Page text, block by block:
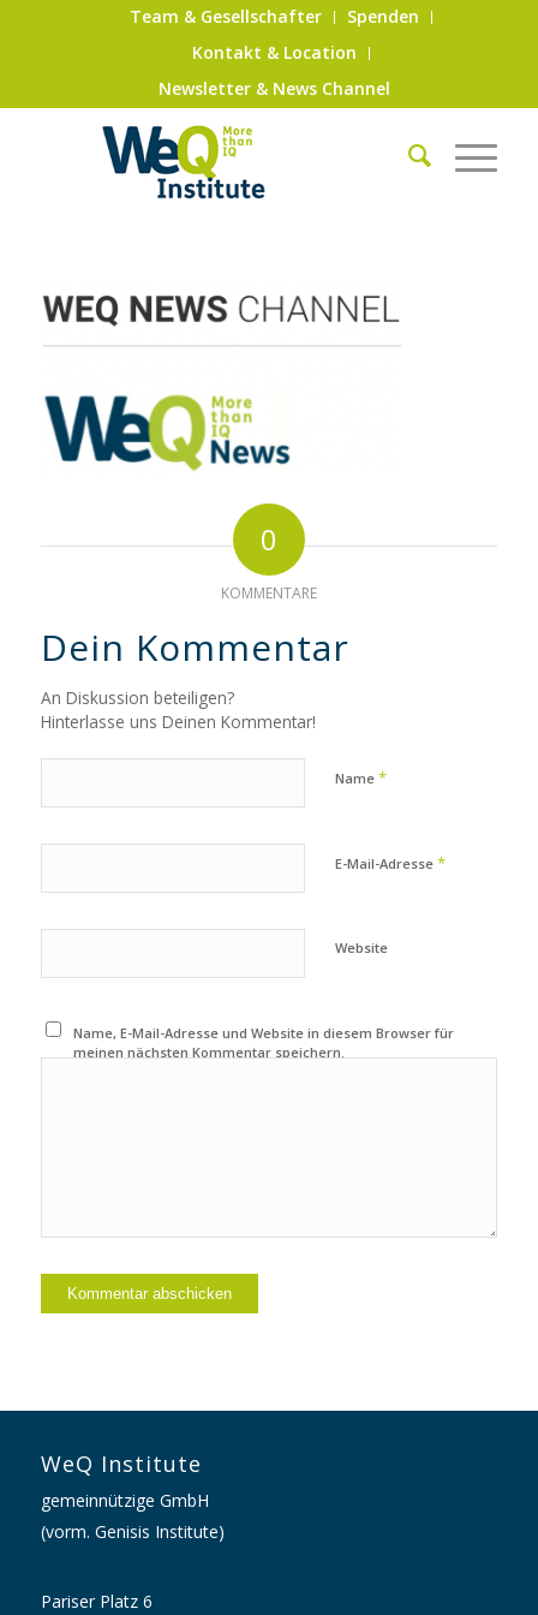
Team & Gesellschafter
Spenden
Kontakt & Location
Newsletter & News Channel
0
KOMMENTARE
Dein Kommentar
An Diskussion beteiligen?
Hinterlasse uns Deinen Kommentar!
Name *
E-Mail-Adresse *
Website
Name, E-Mail-Adresse und Website in diesem Browser für
meinen nächsten Kommentar speichern.
WeQ Institute
gemeinnützige GmbH
(vorm. Genisis Institute)
Pariser Platz 6